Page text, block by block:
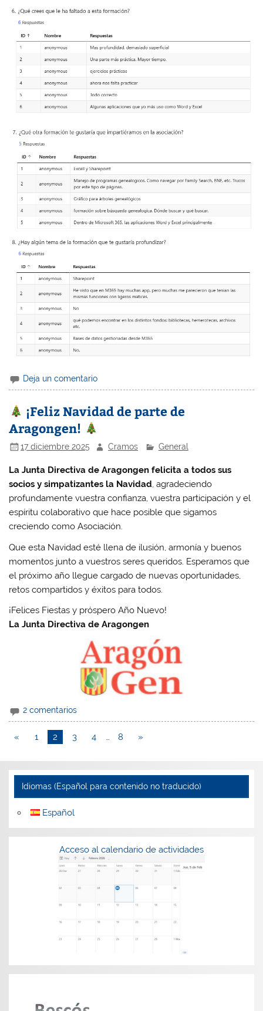
Deja un comentario
¡Feliz Navidad de parte de
Aragongen!
17 diciembre 2025 Cramos General
La Junta Directiva de Aragongen felicita a todos sus
socios y simpatizantes la Navidad, agradeciendo
profundamente vuestra confianza, vuestra participación y el
espíritu colaborativo que hace posible que sigamos
creciendo como Asociación.
Que esta Navidad esté llena de ilusión, armonía y buenos
momentos junto a vuestros seres queridos. Esperamos que
el próximo año llegue cargado de nuevas oportunidades,
retos compartidos y éxitos para todos.
¡Felices Fiestas y próspero Año Nuevo!
La Junta Directiva de Aragongen
2 comentarios
« 1 2 3 4 8 »
Idiomas (Español para contenido no traducido)
Español
Acceso al calendario de actividades